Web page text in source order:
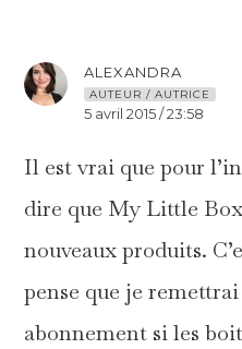
ALEXANDRA
AUTEUR / AUTRICE
5 avril 2015 / 23:58
Il est vrai que pour
dire que My Little
nouveaux produits.
pense que je
abonnement si les